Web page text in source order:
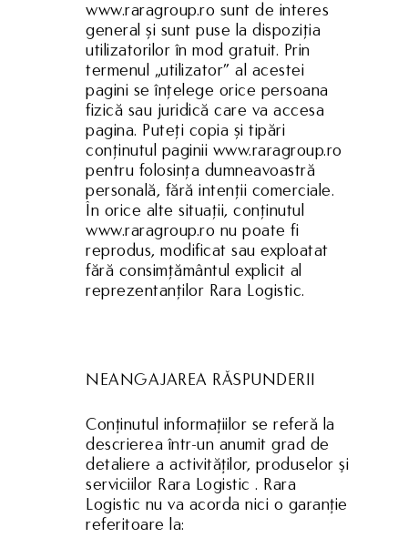
www.raragroup.ro sunt de interes
general și sunt puse la dispoziția
utilizatorilor în mod gratuit. Prin
termenul „utilizator” al acestei
pagini se înțelege orice persoana
fizică sau juridică care va accesa
pagina. Puteți copia și tipări
conținutul paginii www.raragroup.ro
pentru folosința dumneavoastră
personală, fără intenții comerciale.
În orice alte situații, conținutul
www.raragroup.ro nu poate fi
reprodus, modificat sau exploatat
fără consimțământul explicit al
reprezentanților Rara Logistic.
NEANGAJAREA RĂSPUNDERII
Conţinutul informaţiilor se referă la
descrierea într-un anumit grad de
detaliere a activităţilor, produselor şi
serviciilor Rara Logistic . Rara
Logistic nu va acorda nici o garanţie
referitoare la: